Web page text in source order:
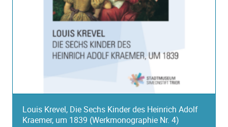
Louis Krevel, Die Sechs Kinder des Heinrich Adolf
Kraemer, um 1839 (Werkmonographie Nr. 4)